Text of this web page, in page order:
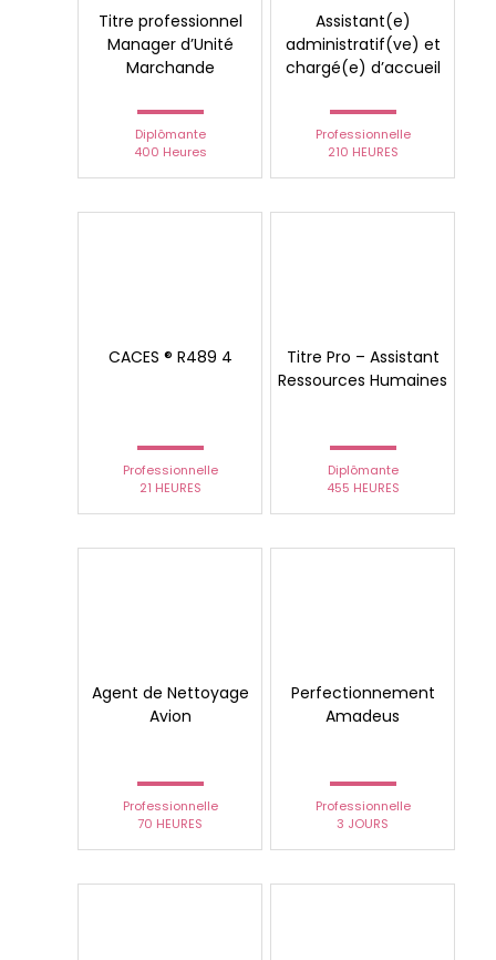
Titre professionnel
Manager d’Unité
Marchande
Diplômante
400 Heures
Assistant(e)
administratif(ve) et
chargé(e) d’accueil
Professionnelle
210 HEURES
CACES ® R489 4
Professionnelle
21 HEURES
Titre Pro – Assistant
Ressources Humaines
Diplômante
455 HEURES
Agent de Nettoyage
Avion
Professionnelle
70 HEURES
Perfectionnement
Amadeus
Professionnelle
3 JOURS